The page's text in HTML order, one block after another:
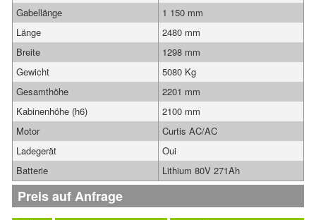
Gabellänge
1 150 mm
Länge
2480 mm
Breite
1298 mm
Gewicht
5080 Kg
Gesamthöhe
2201 mm
Kabinenhöhe (h6)
2100 mm
Motor
Curtis AC/AC
Ladegerät
Oui
Batterie
Lithium 80V 271Ah
Preis auf Anfrage